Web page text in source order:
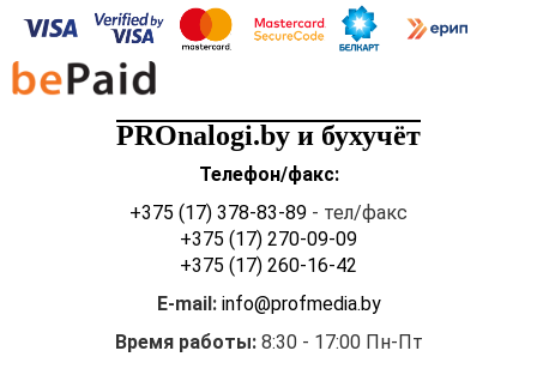
PROnalogi.by и бухучёт
Телефон/факс:
+375 (17) 378-83-89 - тел/факс
+375 (17) 270-09-09
+375 (17) 260-16-42
E-mail: info@profmedia.by
Время работы:8:30 - 17:00 Пн-Пт